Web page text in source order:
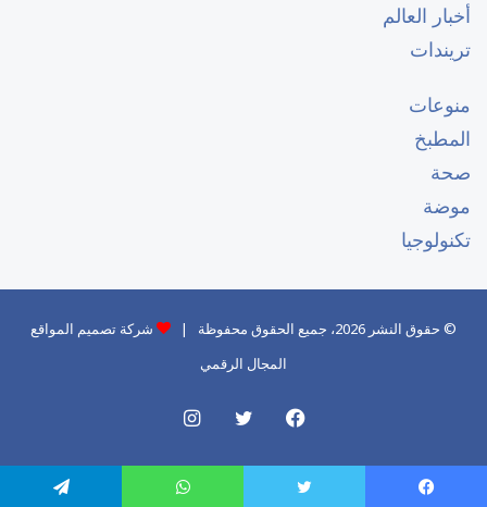
أخبار العالم
تريندات
منوعات
المطبخ
صحة
موضة
تكنولوجيا
© حقوق النشر 2026، جميع الحقوق محفوظة |
شركة تصميم المواقع
المجال الرقمي
فيسبوك تويتر انستقرام